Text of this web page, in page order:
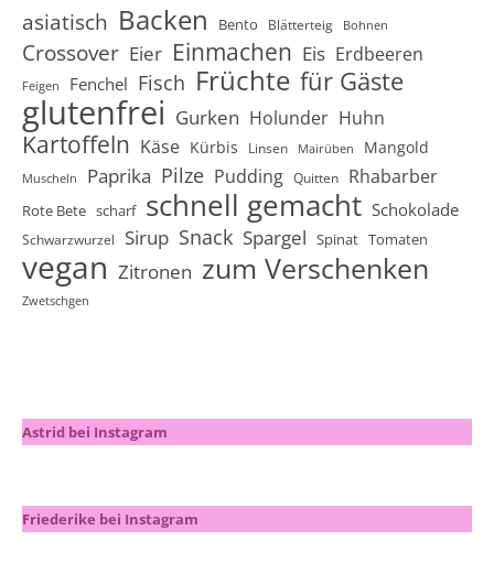
asiatisch Backen Bento Blätterteig Bohnen
Crossover Eier Einmachen Eis Erdbeeren
Feigen Fenchel Fisch Früchte für Gäste
glutenfrei Gurken Holunder Huhn
Kartoffeln Käse Kürbis Linsen Mairüben Mangold
Muscheln Paprika Pilze Pudding Quitten Rhabarber
Rote Bete scharf schnell gemacht Schokolade
Schwarzwurzel Sirup Snack Spargel Spinat Tomaten
vegan Zitronen zum Verschenken
Zwetschgen
Astrid bei Instagram
Friederike bei Instagram